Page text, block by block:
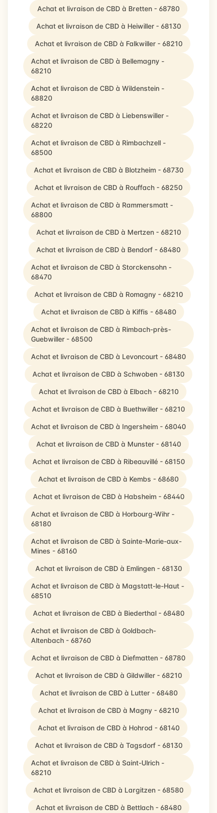
Achat et livraison de CBD à Bretten - 68780
Achat et livraison de CBD à Heiwiller - 68130
Achat et livraison de CBD à Falkwiller - 68210
Achat et livraison de CBD à Bellemagny -
68210
Achat et livraison de CBD à Wildenstein -
68820
Achat et livraison de CBD à Liebenswiller -
68220
Achat et livraison de CBD à Rimbachzell -
68500
Achat et livraison de CBD à Blotzheim - 68730
Achat et livraison de CBD à Rouffach - 68250
Achat et livraison de CBD à Rammersmatt -
68800
Achat et livraison de CBD à Mertzen - 68210
Achat et livraison de CBD à Bendorf - 68480
Achat et livraison de CBD à Storckensohn -
68470
Achat et livraison de CBD à Romagny - 68210
Achat et livraison de CBD à Kiffis - 68480
Achat et livraison de CBD à Rimbach-près-
Guebwiller - 68500
Achat et livraison de CBD à Levoncourt - 68480
Achat et livraison de CBD à Schwoben - 68130
Achat et livraison de CBD à Elbach - 68210
Achat et livraison de CBD à Buethwiller - 68210
Achat et livraison de CBD à Ingersheim - 68040
Achat et livraison de CBD à Munster - 68140
Achat et livraison de CBD à Ribeauvillé - 68150
Achat et livraison de CBD à Kembs - 68680
Achat et livraison de CBD à Habsheim - 68440
Achat et livraison de CBD à Horbourg-Wihr -
68180
Achat et livraison de CBD à Sainte-Marie-aux-
Mines - 68160
Achat et livraison de CBD à Emlingen - 68130
Achat et livraison de CBD à Magstatt-le-Haut -
68510
Achat et livraison de CBD à Biederthal - 68480
Achat et livraison de CBD à Goldbach-
Altenbach - 68760
Achat et livraison de CBD à Diefmatten - 68780
Achat et livraison de CBD à Gildwiller - 68210
Achat et livraison de CBD à Lutter - 68480
Achat et livraison de CBD à Magny - 68210
Achat et livraison de CBD à Hohrod - 68140
Achat et livraison de CBD à Tagsdorf - 68130
Achat et livraison de CBD à Saint-Ulrich -
68210
Achat et livraison de CBD à Largitzen - 68580
Achat et livraison de CBD à Bettlach - 68480